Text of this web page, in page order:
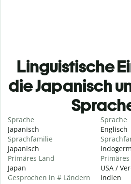
Linguistische
die Japanisch
Sprache
Japanisch
Sprachfamilie
Japanisch
Primäres Land
Japan
Gesprochen in # Ländern
Sprache
Englisch
USA /
Indien